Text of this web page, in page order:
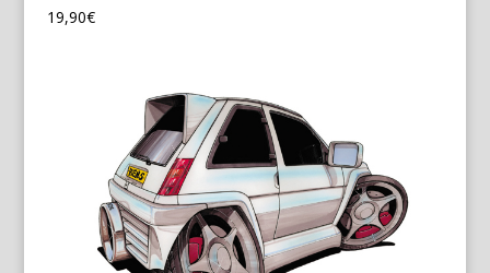
19,90€